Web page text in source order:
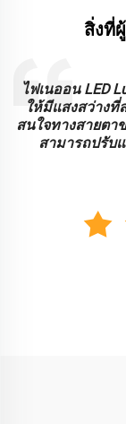
สิ่งที่
ไฟเนออน LED
ให้มีแสงสว่าง
สนใจทางสายตา
สามารถปรับ